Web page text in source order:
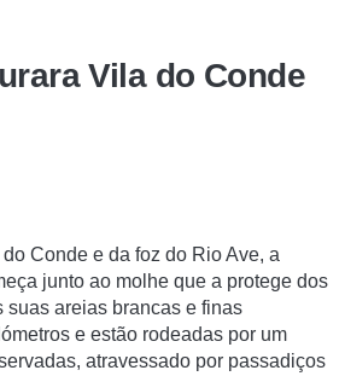
Vila do Conde
Conde e da foz do Rio Ave, a
junto ao molhe que a protege dos
suas areias brancas e finas
e estão rodeadas por um
atravessado por passadiços